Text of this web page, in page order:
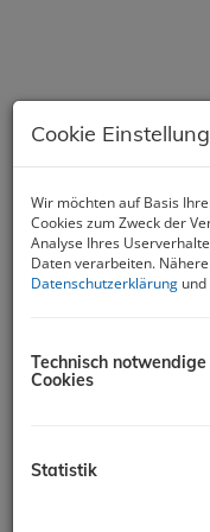
Wohnhaus
8580 Köflach
Am Stadtrand von
den 1950er-Jahren,
Die Nutzfläche von ca.
Cookie
Wir möchten auf Basis
Cookies zum Zweck der
Analyse Ihres
Daten verarbeiten.
Datenschutzerklärung
Technisch notwendige
Cookies
Statistik